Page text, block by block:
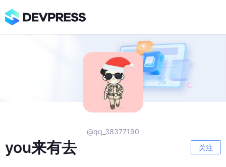
@qq_38377190
you来有去 关注